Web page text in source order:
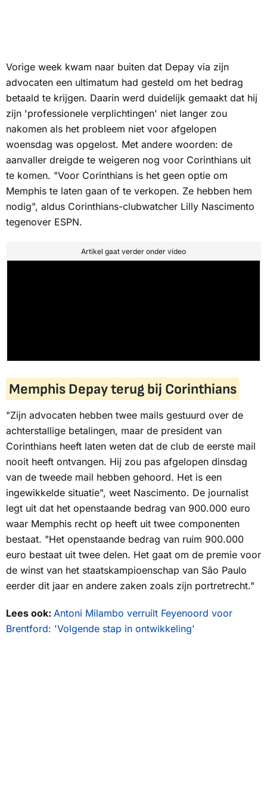
Vorige week kwam naar buiten dat Depay via zijn
advocaten een ultimatum had gesteld om het bedrag
betaald te krijgen. Daarin werd duidelijk gemaakt dat hij
zijn 'professionele verplichtingen' niet langer zou
nakomen als het probleem niet voor afgelopen
woensdag was opgelost. Met andere woorden: de
aanvaller dreigde te weigeren nog voor Corinthians uit
te komen. "Voor Corinthians is het geen optie om
Memphis te laten gaan of te verkopen. Ze hebben hem
nodig", aldus Corinthians-clubwatcher Lilly Nascimento
tegenover ESPN.
Artikel gaat verder onder video
Memphis Depay terug bij Corinthians
"Zijn advocaten hebben twee mails gestuurd over de
achterstallige betalingen, maar de president van
Corinthians heeft laten weten dat de club de eerste mail
nooit heeft ontvangen. Hij zou pas afgelopen dinsdag
van de tweede mail hebben gehoord. Het is een
ingewikkelde situatie", weet Nascimento. De journalist
legt uit dat het openstaande bedrag van 900.000 euro
waar Memphis recht op heeft uit twee componenten
bestaat. "Het openstaande bedrag van ruim 900.000
euro bestaat uit twee delen. Het gaat om de premie voor
de winst van het staatskampioenschap van São Paulo
eerder dit jaar en andere zaken zoals zijn portretrecht."
Lees ook: Antoni Milambo verruilt Feyenoord voor
Brentford: 'Volgende stap in ontwikkeling'